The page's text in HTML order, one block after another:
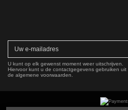
U kunt op elk gewenst moment weer uitschrijven.
Hiervoor kunt u de contactgegevens gebruiken uit
de algemene voorwaarden.